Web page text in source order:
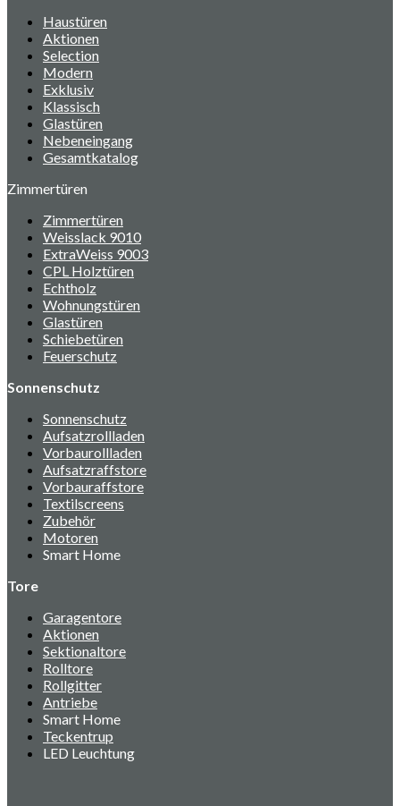
Haustüren
Aktionen
Selection
Modern
Exklusiv
Klassisch
Glastüren
Nebeneingang
Gesamtkatalog
Zimmertüren
Zimmertüren
Weisslack 9010
ExtraWeiss 9003
CPL Holztüren
Echtholz
Wohnungstüren
Glastüren
Schiebetüren
Feuerschutz
Sonnenschutz
Sonnenschutz
Aufsatzrollladen
Vorbaurollladen
Aufsatzraffstore
Vorbauraffstore
Textilscreens
Zubehör
Motoren
Smart Home
Tore
Garagentore
Aktionen
Sektionaltore
Rolltore
Rollgitter
Antriebe
Smart Home
Teckentrup
LED Leuchtung